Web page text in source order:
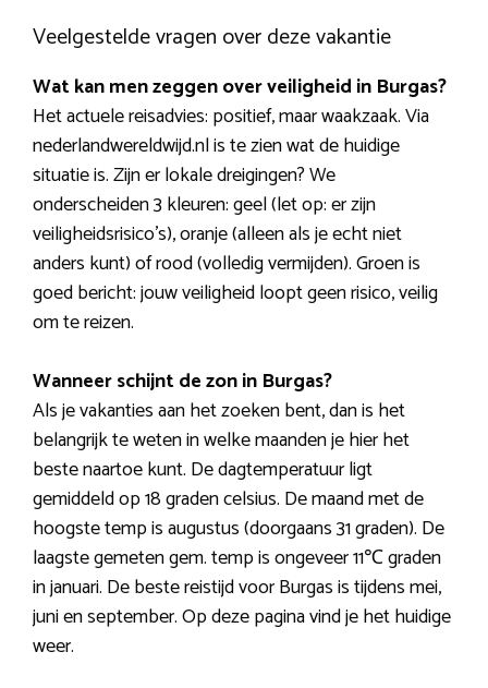
Veelgestelde vragen over deze vakantie
Wat kan men zeggen over veiligheid in Burgas?
Het actuele reisadvies: positief, maar waakzaak. Via
nederlandwereldwijd.nl is te zien wat de huidige
situatie is. Zijn er lokale dreigingen? We
onderscheiden 3 kleuren: geel (let op: er zijn
veiligheidsrisico’s), oranje (alleen als je echt niet
anders kunt) of rood (volledig vermijden). Groen is
goed bericht: jouw veiligheid loopt geen risico, veilig
om te reizen.
Wanneer schijnt de zon in Burgas?
Als je vakanties aan het zoeken bent, dan is het
belangrijk te weten in welke maanden je hier het
beste naartoe kunt. De dagtemperatuur ligt
gemiddeld op 18 graden celsius. De maand met de
hoogste temp is augustus (doorgaans 31 graden). De
laagste gemeten gem. temp is ongeveer 11℃ graden
in januari. De beste reistijd voor Burgas is tijdens mei,
juni en september. Op deze pagina vind je het huidige
weer.